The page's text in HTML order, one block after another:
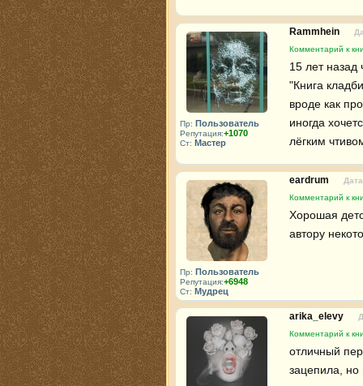
Пр: Пользователь
Репутация:+1070
Ст: Мастер
Rammhein
Комментарий к
15 лет назад
"Книга
вроде как
иногда
лёгким
Пр: Пользователь
Репутация:+6948
Ст: Мудрец
eardrum
Комментарий к
Хорошая
автору
arika_elevy
Комментарий к
отличный
зацепила, но